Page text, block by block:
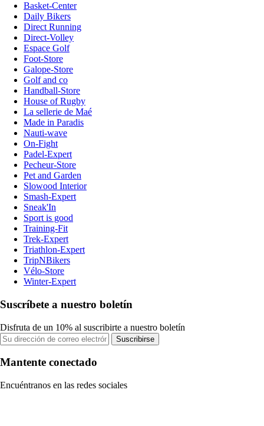
Basket-Center
Daily Bikers
Direct Running
Direct-Volley
Espace Golf
Foot-Store
Galope-Store
Golf and co
Handball-Store
House of Rugby
La sellerie de Maé
Made in Paradis
Nauti-wave
On-Fight
Padel-Expert
Pecheur-Store
Pet and Garden
Slowood Interior
Smash-Expert
Sneak'In
Sport is good
Training-Fit
Trek-Expert
Triathlon-Expert
TripNBikers
Vélo-Store
Winter-Expert
Suscríbete a nuestro boletín
Disfruta de un 10% al suscribirte a nuestro boletín
Suscribirse
Mantente conectado
Encuéntranos en las redes sociales